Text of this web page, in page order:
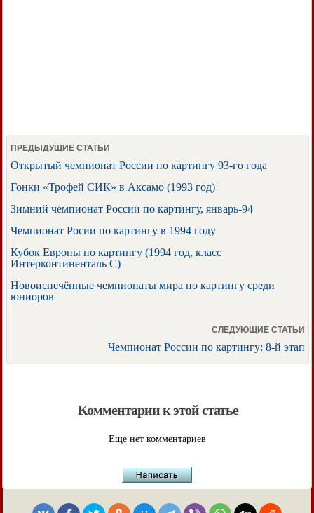
ПРЕДЫДУЩИЕ СТАТЬИ
Открытый чемпионат России по картингу 93-го года
Гонки «Трофей СИК» в Аксамо (1993 год)
Зимний чемпионат России по картингу, январь-94
Чемпионат Росии по картингу в 1994 году
Кубок Европы по картингу (1994 год, класс
Интерконтиненталь С)
Новоиспечённые чемпионаты мира по картингу среди
юниоров
СЛЕДУЮЩИЕ СТАТЬИ
Чемпионат России по картингу: 8-й этап
Комментарии к этой статье
Еще нет комментариев